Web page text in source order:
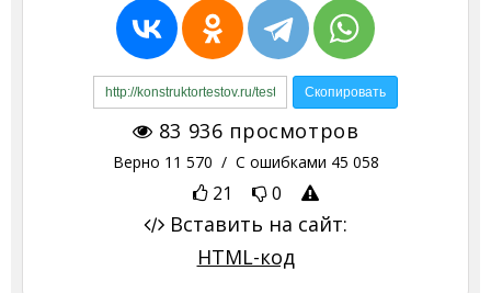
83 936 просмотров
Верно 11 570 / С ошибками 45 058
21 0
Вставить на сайт:
HTML-код